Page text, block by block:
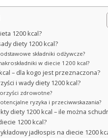
1200 kcal?
diety 1200 kcal?
składniki odżywcze?
w diecie 1200 kcal?
– dla kogo jest przeznaczona?
i wady diety 1200 kcal?
zdrowotne?
ryzyka i przeciwwskazania?
diety 1200 kcal – ile można
1200 kcal?
jadłospis na diecie 1200